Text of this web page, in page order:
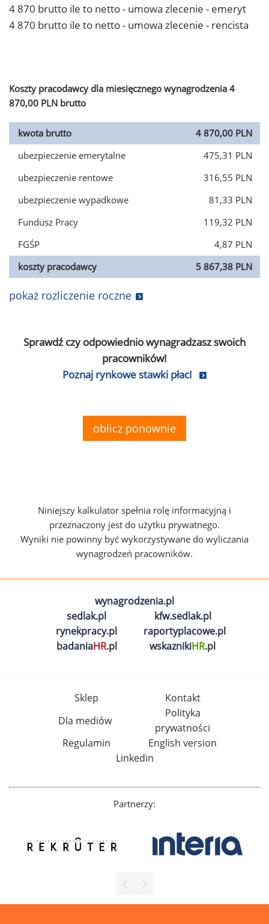
4 870 brutto ile to netto - umowa zlecenie - emeryt
4 870 brutto ile to netto - umowa zlecenie - rencista
Koszty pracodawcy dla miesięcznego wynagrodzenia 4
870,00 PLN brutto
kwota brutto
4 870,00 PLN
ubezpieczenie emerytalne
475,31 PLN
ubezpieczenie rentowe
316,55 PLN
ubezpieczenie wypadkowe
81,33 PLN
Fundusz Pracy
119,32 PLN
FGŚP
4,87 PLN
koszty pracodawcy
5 867,38 PLN
pokaż rozliczenie roczne
Sprawdź czy odpowiednio wynagradzasz swoich
pracowników!
Poznaj rynkowe stawki płac!
oblicz ponownie
Niniejszy kalkulator spełnia rolę informacyjną i
przeznaczony jest do użytku prywatnego.
Wyniki nie powinny być wykorzystywane do wyliczania
wynagrodzeń pracowników.
wynagrodzenia.pl
sedlak.pl
kfw.sedlak.pl
rynekpracy.pl
raportyplacowe.pl
badaniaHR.pl wskaznikiHR.pl
Sklep
Kontakt
Dla mediów
Polityka
prywatności
Regulamin
English version
Linkedin
Partnerzy: